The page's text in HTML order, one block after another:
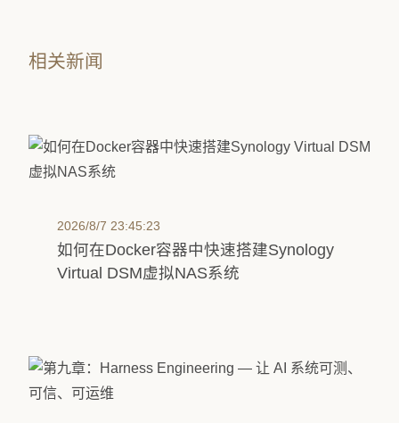
相关新闻
2026/8/7 23:45:23
如何在Docker容器中快速搭建Synology
Virtual DSM虚拟NAS系统